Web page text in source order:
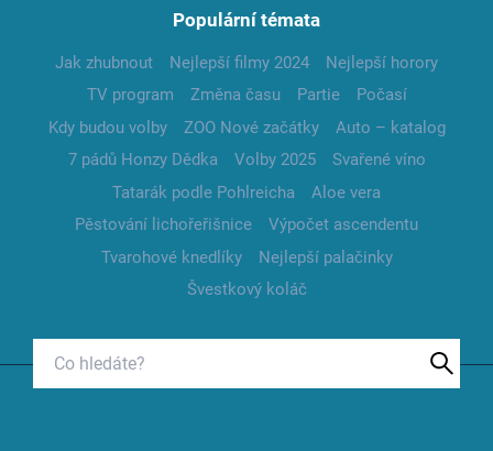
Populární témata
Jak zhubnout Nejlepší filmy 2024
Nejlepší horory
TV program
Změna času Partie
Počasí
Kdy budou volby
ZOO Nové začátky
Auto – katalog
7 pádů Honzy Dědka
Volby 2025
Svařené víno
Tatarák podle Pohlreicha
Aloe vera
Pěstování lichořeřišnice
Výpočet ascendentu
Tvarohové knedlíky
Nejlepší palačinky
Švestkový koláč